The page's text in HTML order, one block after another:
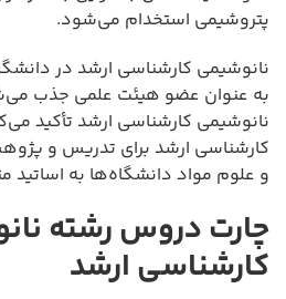
پتروشیمی استخدام می‌شود.
نانوشیمی کارشناسی ارشد در
به عنوان عضو هیئت علمی جذب
نانوشیمی کارشناسی ارشد تأکید
کارشناسی ارشد برای تدریس و
و علوم مواد دانشگاه‌ها به اساتید
چارت دروس رشته
کارشناسی ارشد